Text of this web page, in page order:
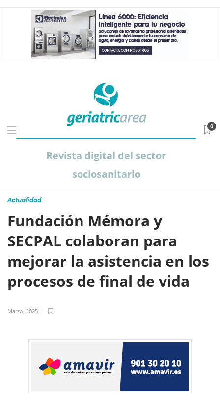
Revista digital del sector
sociosanitario
0
Actualidad
Fundación Mémora y
SECPAL colaboran para
mejorar la asistencia en los
procesos de final de vida
Marzo, 2025